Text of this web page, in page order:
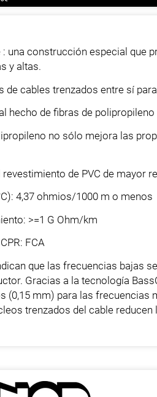
una construcción especial que
y altas.
de cables trenzados entre sí
hecho de fibras de
no sólo mejora las
de PVC de mayor
4,37 ohmios/1000 m o menos
>=1 G Ohm/km
FCA
que las frecuencias bajas
Gracias a la tecnología
(0,15 mm) para las
trenzados del cable